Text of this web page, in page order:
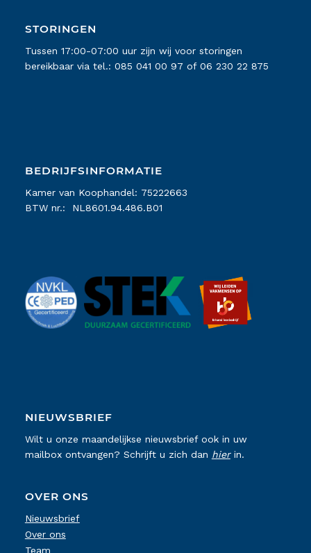
STORINGEN
Tussen 17:00-07:00 uur zijn wij voor storingen
bereikbaar via tel.: 085 041 00 97 of 06 230 22 875
BEDRIJFSINFORMATIE
Kamer van Koophandel: 75222663
BTW nr.: NL8601.94.486.B01
NIEUWSBRIEF
Wilt u onze maandelijkse nieuwsbrief ook in uw
mailbox ontvangen? Schrijft u zich dan hierin.
OVER ONS
Nieuwsbrief
Over ons
Team